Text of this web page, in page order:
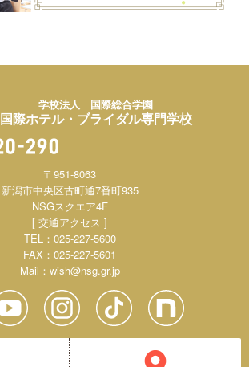
学校法人 国際総合学園
国際ホテル・ブライダル専門学校
〒951-8063
新潟市中央区古町通7番町935
NSGスクエア4F
[ 交通アクセス ]
TEL：025-227-5600
FAX：025-227-5601
Mail： wish@nsg.gr.jp